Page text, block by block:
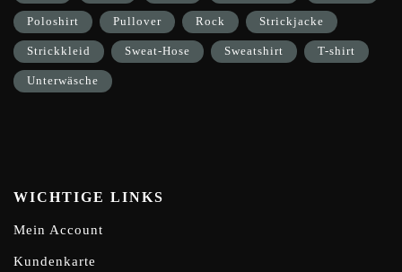
Poloshirt Pullover Rock Strickjacke
Strickkleid Sweat-Hose Sweatshirt T-shirt
Unterwäsche
WICHTIGE LINKS
Mein Account
Kundenkarte